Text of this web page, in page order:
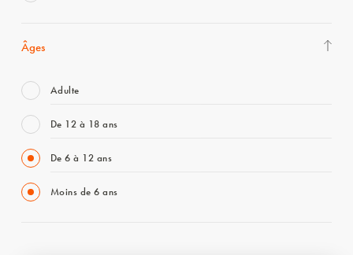
Âges
Adulte
De 12 à 18 ans
De 6 à 12 ans
Moins de 6 ans